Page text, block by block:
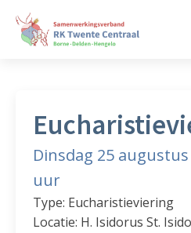
Dinsdag 25
uur
Type: Eucharistieviering
Locatie: H. Isidorus St.